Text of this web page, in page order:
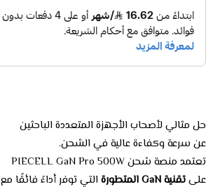
حل مثالي لأصحاب الأجهزة المتعددة الباحثين
عن سرعة وكفاءة عالية في الشحن.
تعتمد منصة شحن PIECELL GaN Pro 500W
علىتقنية GaN المتطورة
التي توفر أداءً فائقًا مع